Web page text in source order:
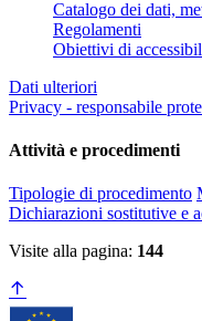
Catalogo dei dati,
Regolamenti
Obiettivi di
Dati ulteriori
Privacy - responsabile
Attività e procedimenti
Tipologie di procedimento
Dichiarazioni sostitutive e
Visite alla pagina: 144